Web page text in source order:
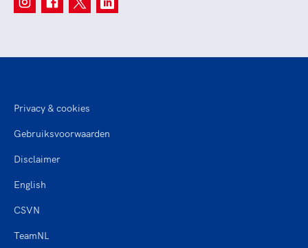
Privacy & cookies
Gebruiksvoorwaarden
Disclaimer
English
CSVN
TeamNL